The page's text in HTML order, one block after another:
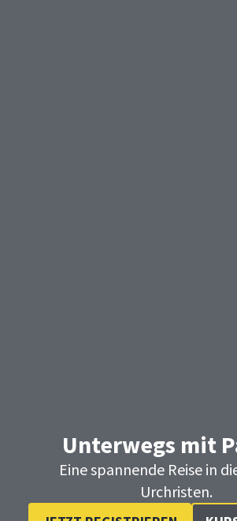
Unterwegs mit
Eine spannende Reise in
Urchristen.